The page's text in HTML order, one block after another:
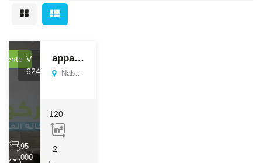
Vente V
624
95
000
appartement
Nabeul, Kelibia
120
2